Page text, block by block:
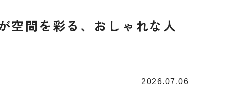
空間を彩る、おしゃれな人
2026.07.06